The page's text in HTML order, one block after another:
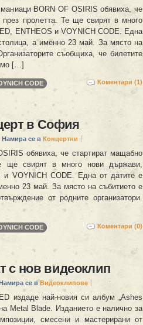
BORN OF OSIRIS обявиха, че
през пролетта. Те ще свирят в много
ENTHEOS и VOYNICH CODE. Една
а именно 23 май. За място на
съобщиха, че билетите
[…]
Коментари (1)
CODE
в София
Намира се в Концертни
обявиха, че стартират мащабно
ще свирят в много нови държави,
и VOYNICH CODE. Една от датите е
23 май. За място на събитието е
от родните организатори.
Коментари (0)
CODE
с нов видеоклип
Намира се в Видеоклипове
издаде най-новия си албум „Ashes
Metal Blade. Изданието е налично за
смесени и мастерирани от